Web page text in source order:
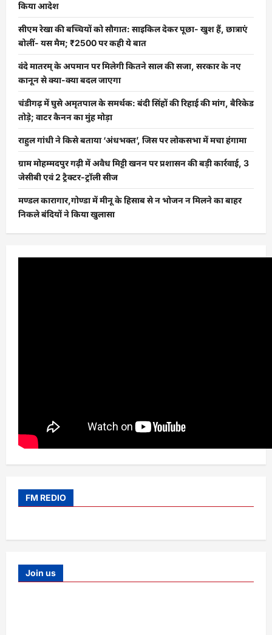
किया आदेश
सीएम रेखा की बच्चियों को सौगात: साइकिल देकर पूछा- खुश हैं, छात्राएं
बोलीं- यस मैम; ₹2500 पर कही ये बात
वंदे मातरम् के अपमान पर मिलेगी कितने साल की सजा, सरकार के नए
कानून से क्या-क्या बदल जाएगा
चंडीगढ़ में घुसे अमृतपाल के समर्थक: बंदी सिंहों की रिहाई की मांग, बैरिकेड
तोड़े; वाटर कैनन का मुंह मोड़ा
राहुल गांधी ने किसे बताया ‘अंधभक्त’, जिस पर लोकसभा में मचा हंगामा
ग्राम मोहम्मदपुर गढ़ी में अवैध मिट्टी खनन पर प्रशासन की बड़ी कार्रवाई, 3
जेसीबी एवं 2 ट्रैक्टर-ट्रॉली सीज
मण्डल कारागार,गोण्डा में मीनू के हिसाब से न भोजन न मिलने का बाहर
निकले बंदियों ने किया खुलासा
FM REDIO
Join us